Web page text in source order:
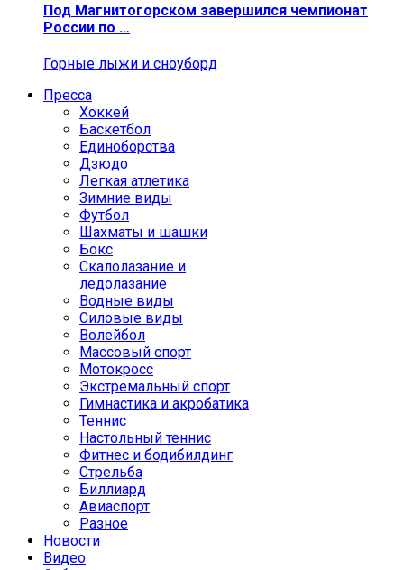
Под Магнитогорском завершился чемпионат
России по …
Горные лыжи и сноуборд
Пресса
Хоккей
Баскетбол
Единоборства
Дзюдо
Легкая атлетика
Зимние виды
Футбол
Шахматы и шашки
Бокс
Скалолазание и
ледолазание
Водные виды
Силовые виды
Волейбол
Массовый спорт
Мотокросс
Экстремальный спорт
Гимнастика и акробатика
Теннис
Настольный теннис
Фитнес и бодибилдинг
Стрельба
Биллиард
Авиаспорт
Разное
Новости
Видео